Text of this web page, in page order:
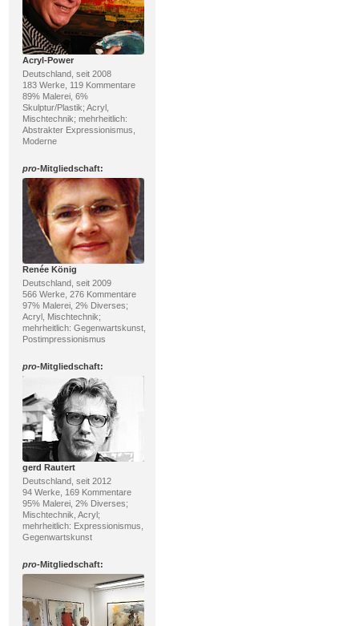
Acryl-Power
Deutschland, seit 2008
183 Werke, 119 Kommentare
89% Malerei, 6%
Skulptur/Plastik; Acryl,
Mischtechnik; mehrheitlich:
Abstrakter Expressionismus,
Moderne
pro-Mitgliedschaft:
Renée König
Deutschland, seit 2009
566 Werke, 276 Kommentare
97% Malerei, 2% Diverses;
Acryl, Mischtechnik;
mehrheitlich: Gegenwartskunst,
Postimpressionismus
pro-Mitgliedschaft:
gerd Rautert
Deutschland, seit 2012
94 Werke, 169 Kommentare
95% Malerei, 2% Diverses;
Mischtechnik, Acryl;
mehrheitlich: Expressionismus,
Gegenwartskunst
pro-Mitgliedschaft: